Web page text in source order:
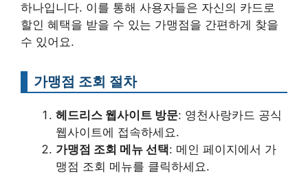
하나입니다. 이를 통해 사용자들은 자신의 카드로
할인 혜택을 받을 수 있는 가맹점을 간편하게 찾을
수 있어요.
가맹점 조회 절차
헤드리스 웹사이트 방문: 영천사랑카드 공식
웹사이트에 접속하세요.
가맹점 조회 메뉴 선택: 메인 페이지에서 가
맹점 조회 메뉴를 클릭하세요.